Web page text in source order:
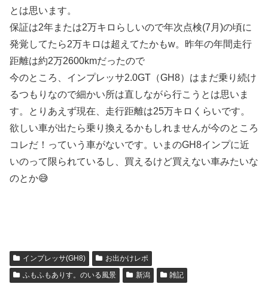
とは思います。
保証は2年または2万キロらしいので年次点検(7月)の頃に
発覚してたら2万キロは超えてたかもw。昨年の年間走行
距離は約2万2600kmだったので
今のところ、インプレッサ2.0GT（GH8）はまだ乗り続け
るつもりなので細かい所は直しながら行こうとは思いま
す。とりあえず現在、走行距離は25万キロくらいです。
欲しい車が出たら乗り換えるかもしれませんが今のところ
コレだ！っていう車がないです。いまのGH8インプに近
いのって限られているし、買えるけど買えない車みたいな
のとか😅
インプレッサ(GH8)
お出かけレポ
ふもふもありす。のいる風景
新潟 雑記